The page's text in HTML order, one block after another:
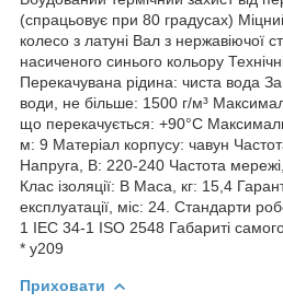
(спрацьовує при 80 градусах)
колесо з латуні Вал з нержавіючої
насиченого синього кольору
Перекачувана рідина: чиста вода
води, не більше: 1500 г/м³
що перекачується: +90°C
м: 9 Матеріал корпусу: чавун
Напруга, В: 220-240 Частота
Клас ізоляції: B Маса, кг: 15,4
експлуатації, міс: 24. Стандарти
1 IEC 34-1 ISO 2548 Габариті
* у209
Приховати